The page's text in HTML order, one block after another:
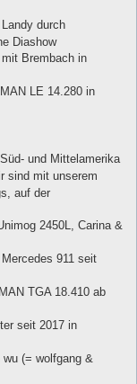
durch
Diashow
Brembach in
LE 14.280 in
und Mittelamerika
sind mit unserem
auf der
2450L, Carina &
911 seit
TGA 18.410 ab
seit 2017 in
(= wolfgang &